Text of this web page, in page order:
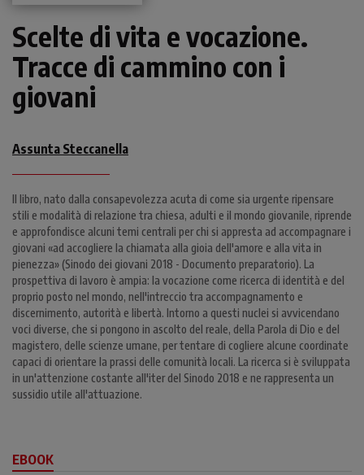
Scelte di vita e vocazione.
Tracce di cammino con i
giovani
Assunta Steccanella
Il libro, nato dalla consapevolezza acuta di come sia urgente ripensare
stili e modalità di relazione tra chiesa, adulti e il mondo giovanile, riprende
e approfondisce alcuni temi centrali per chi si appresta ad accompagnare i
giovani «ad accogliere la chiamata alla gioia dell'amore e alla vita in
pienezza» (Sinodo dei giovani 2018 - Documento preparatorio). La
prospettiva di lavoro è ampia: la vocazione come ricerca di identità e del
proprio posto nel mondo, nell'intreccio tra accompagnamento e
discernimento, autorità e libertà. Intorno a questi nuclei si avvicendano
voci diverse, che si pongono in ascolto del reale, della Parola di Dio e del
magistero, delle scienze umane, per tentare di cogliere alcune coordinate
capaci di orientare la prassi delle comunità locali. La ricerca si è sviluppata
in un'attenzione costante all'iter del Sinodo 2018 e ne rappresenta un
sussidio utile all'attuazione.
EBOOK